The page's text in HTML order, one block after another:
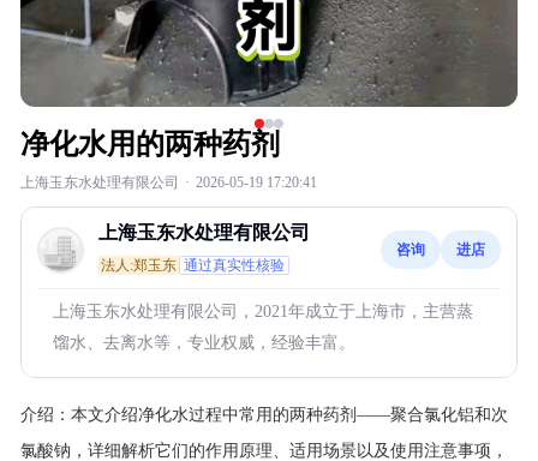
净化水用的两种药剂
上海玉东水处理有限公司 · 2026-05-19 17:20:41
上海玉东水处理有限公司
法人:郑玉东 通过真实性核验
咨询 进店
上海玉东水处理有限公司，2021年成立于上海市，主营蒸
馏水、去离水等，专业权威，经验丰富。
介绍： 本文介绍净化水过程中常用的两种药剂——聚合氯化铝和次
氯酸钠，详细解析它们的作用原理、适用场景以及使用注意事项，